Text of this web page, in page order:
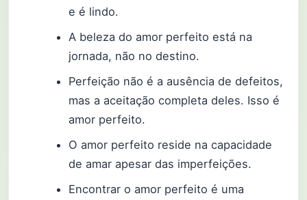
e é lindo.
A beleza do amor perfeito está na
jornada, não no destino.
Perfeição não é a ausência de defeitos,
mas a aceitação completa deles. Isso é
amor perfeito.
O amor perfeito reside na capacidade
de amar apesar das imperfeições.
Encontrar o amor perfeito é uma